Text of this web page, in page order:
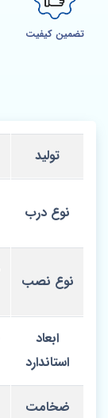
تضمین کیفیت
تولید
نوع درب
نوع نصب
ابعاد
استاندارد
ضخامت